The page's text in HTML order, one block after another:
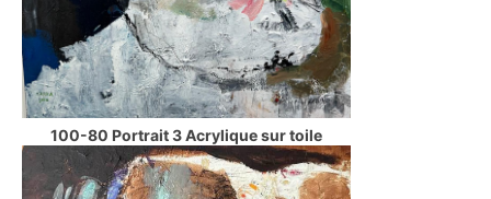
100-80 Portrait 3 Acrylique sur toile